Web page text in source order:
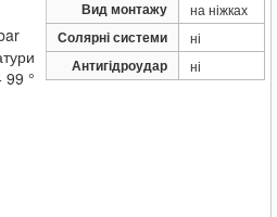
Вид монтажу на ніжках
Солярні системи ні
Антигідроудар ні
99 °